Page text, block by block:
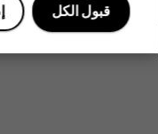
قبول الكل